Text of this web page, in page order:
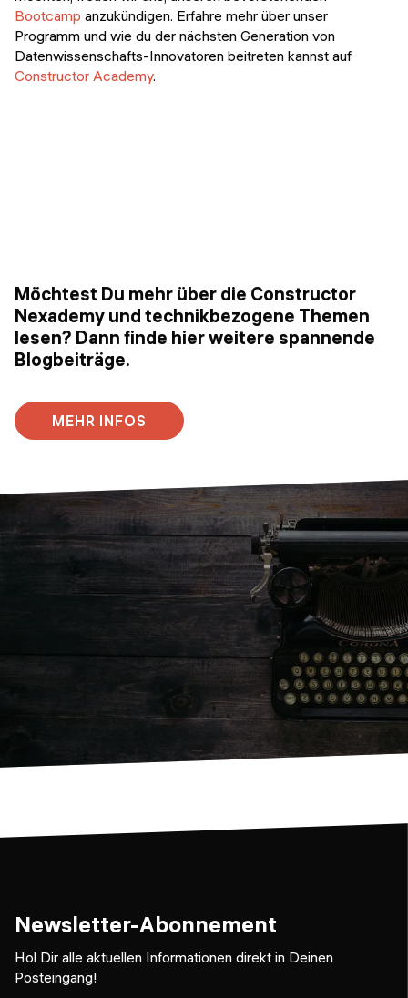
Bootcamp anzukündigen. Erfahre mehr über unser
Programm und wie du der nächsten Generation von
Datenwissenschafts-Innovatoren beitreten kannst auf
Constructor Academy.
Möchtest Du mehr über die Constructor
Nexademy und technikbezogene Themen
lesen? Dann finde hier weitere spannende
Blogbeiträge.
MEHR INFOS
Newsletter-Abonnement
Hol Dir alle aktuellen Informationen direkt in Deinen
Posteingang!